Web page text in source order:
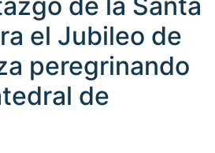
el Jubileo de
peregrinando
de